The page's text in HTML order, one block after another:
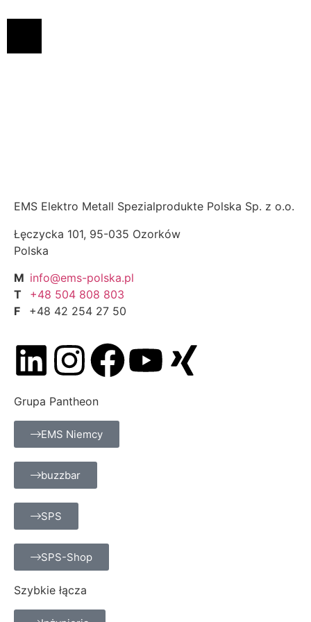
EMS Elektro Metall Spezialprodukte Polska Sp. z o.o.
Łęczycka 101, 95-035 Ozorków
Polska
M info@ems-polska.pl
T +48 504 808 803
F
+48 42 254 27 50
Grupa Pantheon
EMS Niemcy
buzzbar
SPS
SPS-Shop
Szybkie łącza